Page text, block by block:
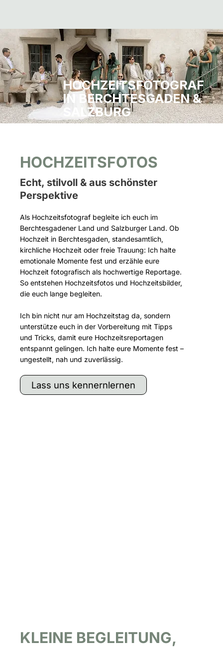
HOCHZEITSFOTOGRAF
IN BERCHTESGADEN &
SALZBURG
HOCHZEITSFOTOS
Echt, stilvoll & aus schönster
Perspektive
Als Hochzeitsfotograf begleite ich euch im
Berchtesgadener Land und Salzburger Land. Ob
Hochzeit in Berchtesgaden, standesamtlich,
kirchliche Hochzeit oder freie Trauung: Ich halte
emotionale Momente fest und erzähle eure
Hochzeit fotografisch als hochwertige Reportage.
So entstehen Hochzeitsfotos und Hochzeitsbilder,
die euch lange begleiten.
Ich bin nicht nur am Hochzeitstag da, sondern
unterstütze euch in der Vorbereitung mit Tipps
und Tricks, damit eure Hochzeitsreportagen
entspannt gelingen. Ich halte eure Momente fest –
ungestellt, nah und zuverlässig.
Lass uns kennernlernen
KLEINE BEGLEITUNG,